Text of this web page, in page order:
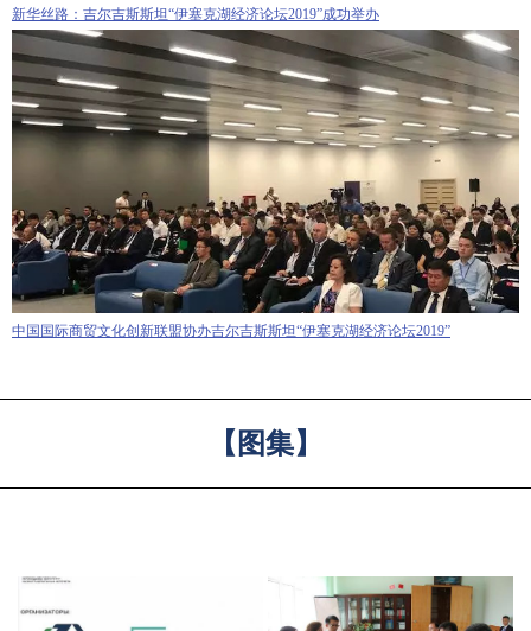
新华丝路：吉尔吉斯斯坦“伊塞克湖经济论坛2019”成功举办
中国国际商贸文化创新联盟协办吉尔吉斯斯坦“伊塞克湖经济论坛2019”
【图集】